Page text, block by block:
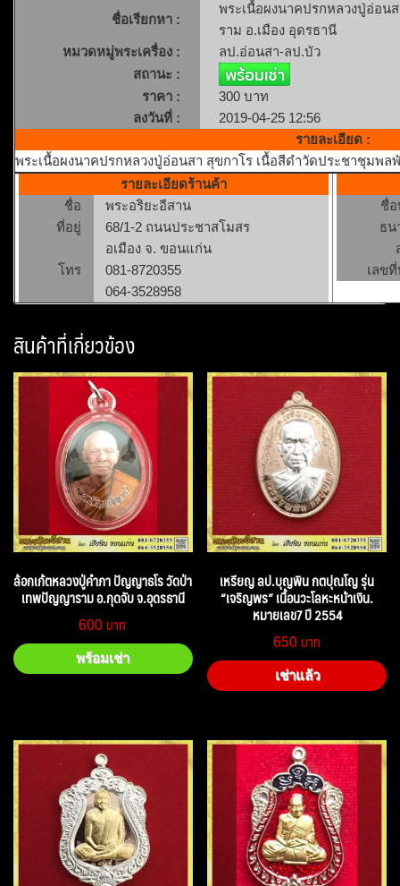
ชื่อเรียกหา :
พระเนื้อผงนาคปรกหลวงปู่อ่อ
ราม อ.เมือง อุดรธานี
หมวดหมู่พระเครื่อง :
ลป.อ่อนสา-ลป.บัว
สถานะ :
ราคา :
300 บาท
ลงวันที่ :
2019-04-25 12:56
รายละเอียด :
พระเนื้อผงนาคปรกหลวงปู่อ่อนสา สุขกาโร เนื้อสีดำวัดประชาชุมพล
รายละเอียดร้านค้า
ชื่อ
พระอริยะอีสาน
ที่อยู่
68/1-2 ถนนประชาสโมสร
อเมือง จ. ขอนแก่น
โทร
081-8720355
064-3528958
ชื่
ธน
เลข
สินค้าที่เกี่ยวข้อง
ล้อกเก้ตหลวงปู่คำภา ปัญญาธโร วัดป่า
เทพปัญญาราม อ.กุดจับ จ.อุดรธานี
600
พร้อมเช่า
เหรียญ ลป.บุญพิน กตปุณโญ รุ่น
“เจริญพร” เนื้อนวะโลหะหน้าเงิน.
หมายเลข7 ปี 2554
650
เช่าแล้ว